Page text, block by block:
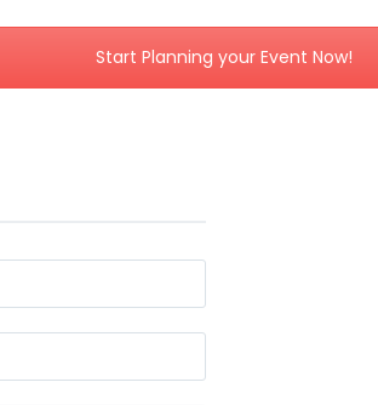
Start Planning your Event Now!